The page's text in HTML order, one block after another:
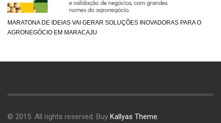
MARATONA DE IDEIAS VAI GERAR SOLUÇÕES INOVADORAS PARA O
AGRONEGÓCIO EM MARACAJU
© 2015. All rights reserved. Buy Kallyas Theme.